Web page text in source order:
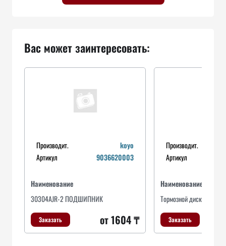
Вас может заинтересовать:
Производит.
koyo
Артикул
9036620003
Наименование
30304AJR-2 ПОДШИПНИК
Заказать от 1604 ₸
Производит.
Артикул
Наименование
Тормозной диск
Заказать